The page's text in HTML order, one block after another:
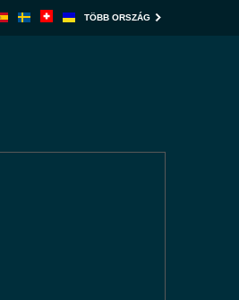
TÖBB ORSZÁG